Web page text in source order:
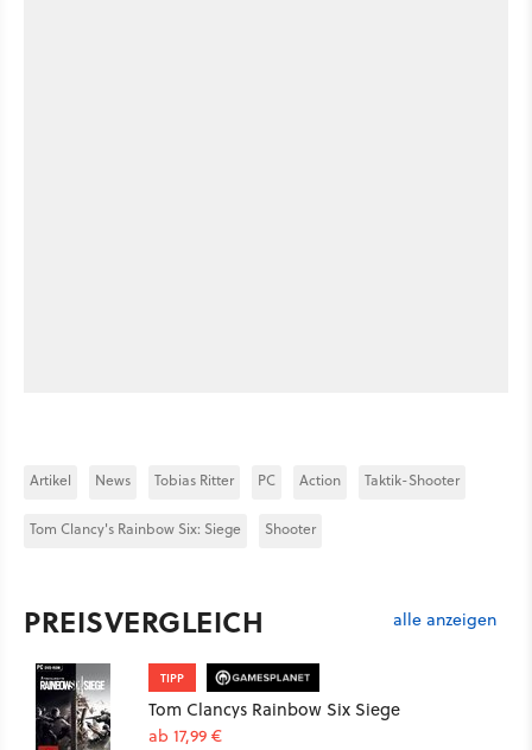
Artikel News Tobias Ritter PC Action Taktik-Shooter
Tom Clancy's Rainbow Six: Siege Shooter
PREISVERGLEICH alle anzeigen
TIPP
Tom Clancys Rainbow Six Siege
ab 17,99 €